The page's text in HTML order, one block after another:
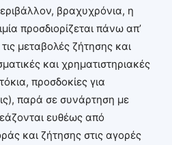
βραχυχρόνια, η
προσδιορίζεται πάνω απ’
μεταβολές ζήτησης και
και χρηματιστηριακές
προσδοκίες για
παρά σε συνάρτηση με
ευθέως από
και ζήτησης στις αγορές